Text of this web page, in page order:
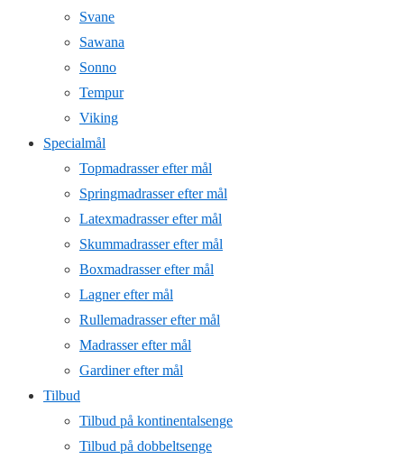
Svane
Sawana
Sonno
Tempur
Viking
Specialmål
Topmadrasser efter mål
Springmadrasser efter mål
Latexmadrasser efter mål
Skummadrasser efter mål
Boxmadrasser efter mål
Lagner efter mål
Rullemadrasser efter mål
Madrasser efter mål
Gardiner efter mål
Tilbud
Tilbud på kontinentalsenge
Tilbud på dobbeltsenge